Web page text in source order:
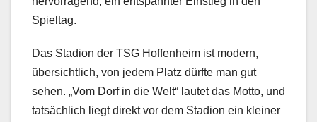
Spieltag.
Das Stadion der TSG Hoffenheim ist modern,
übersichtlich, von jedem Platz dürfte man gut
sehen. „Vom Dorf in die Welt“ lautet das Motto, und
tatsächlich liegt direkt vor dem Stadion ein kleiner